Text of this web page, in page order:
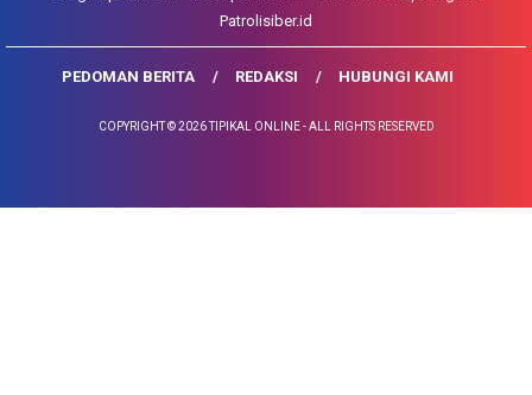
Patrolisiber.id
PEDOMAN BERITA REDAKSI HUBUNGI KAMI
COPYRIGHT © 2026 TIPIKAL ONLINE - ALL RIGHTS RESERVED